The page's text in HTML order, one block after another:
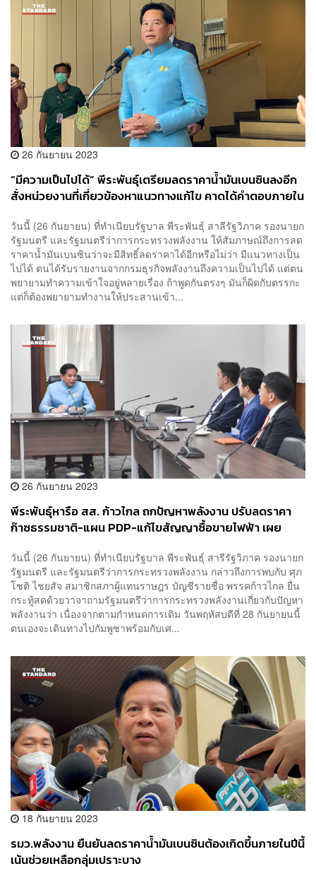
26 กันยายน 2023
“มีความเป็นไปได้” พีระพันธุ์เตรียมลดราคาน้ำมันเบนซินลงอีก
สั่งหน่วยงานที่เกี่ยวข้องหาแนวทางแก้ไข คาดได้คำตอบภายใน
วันนี้ (26 กันยายน) ที่ทำเนียบรัฐบาล พีระพันธุ์ สาลีรัฐวิภาค รองนายก
รัฐมนตรี และรัฐมนตรีว่าการกระทรวงพลังงาน ให้สัมภาษณ์ถึงการลด
ราคาน้ำมันเบนซินว่าจะมีสิทธิ์ลดราคาได้อีกหรือไม่ว่า มีแนวทางเป็น
ไปได้ ตนได้รับรายงานจากกรมธุรกิจพลังงานถึงความเป็นไปได้ แต่ตน
พยายามทำความเข้าใจอยู่หลายเรื่อง ถ้าพูดกันตรงๆ มันก็ผิดกับตรรกะ
แต่ก็ต้องพยายามทำงานให้ประสานเข้า...
26 กันยายน 2023
พีระพันธุ์หารือ สส. ก้าวไกล ถกปัญหาพลังงาน ปรับลดราคา
ก๊าซธรรมชาติ-แผน PDP-แก้ไขสัญญาซื้อขายไฟฟ้า เผย
วันนี้ (26 กันยายน) ที่ทำเนียบรัฐบาล พีระพันธุ์ สารีรัฐวิภาค รองนายก
รัฐมนตรี และรัฐมนตรีว่าการกระทรวงพลังงาน กล่าวถึงการพบกับ ศุภ
โชติ ไชยสัจ สมาชิกสภาผู้แทนราษฎร บัญชีรายชื่อ พรรคก้าวไกล ยื่น
กระทู้สดด้วยวาจาถามรัฐมนตรีว่าการกระทรวงพลังงานเกี่ยวกับปัญหา
พลังงานว่า เนื่องจากตามกำหนดการเดิม วันพฤหัสบดีที่ 28 กันยายนนี้
ตนเองจะเดินทางไปกัมพูชาพร้อมกับเศ...
18 กันยายน 2023
รมว.พลังงาน ยืนยันลดราคาน้ำมันเบนซินต้องเกิดขึ้นภายในปีนี้
เน้นช่วยเหลือกลุ่มเปราะบาง